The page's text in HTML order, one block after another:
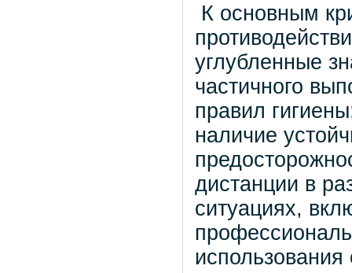
К основным
углубленные
частичного
правил
наличие
дистанции в
ситуациях,